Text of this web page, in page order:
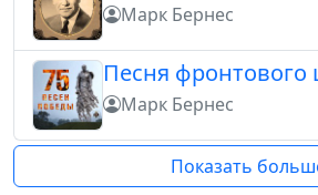
Марк Бернес
Песня
Марк Бернес
Показать